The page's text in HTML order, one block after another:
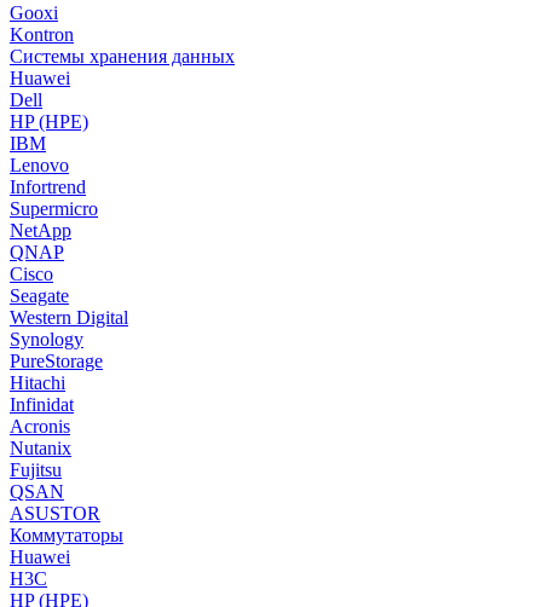
Gooxi
Kontron
Системы хранения данных
Huawei
Dell
HP (HPE)
IBM
Lenovo
Infortrend
Supermicro
NetApp
QNAP
Cisco
Seagate
Western Digital
Synology
PureStorage
Hitachi
Infinidat
Acronis
Nutanix
Fujitsu
QSAN
ASUSTOR
Коммутаторы
Huawei
H3C
HP (HPE)